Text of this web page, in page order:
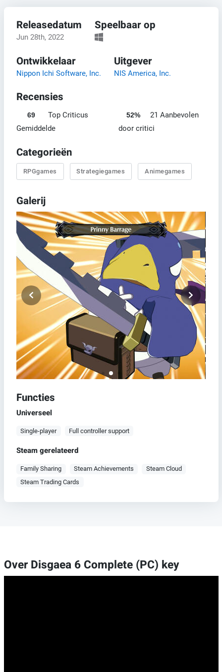
Releasedatum
Jun 28th, 2022
Speelbaar op
Ontwikkelaar
Nippon Ichi Software, Inc.
Uitgever
NIS America, Inc.
Recensies
69
Top Criticus
Gemiddelde
52%
21 Aanbevolen
door critici
Categorieën
RPGgames Strategiegames Animegames
Galerij
Functies
Universeel
Single-player Full controller support
Steam gerelateerd
Family Sharing Steam Achievements
Steam Cloud
Steam Trading Cards
Over Disgaea 6 Complete (PC) key